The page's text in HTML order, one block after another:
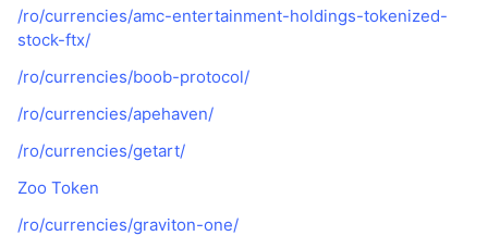
/ro/currencies/amc-entertainment-holdings-tokenized-
stock-ftx/
/ro/currencies/boob-protocol/
/ro/currencies/apehaven/
/ro/currencies/getart/
Zoo Token
/ro/currencies/graviton-one/